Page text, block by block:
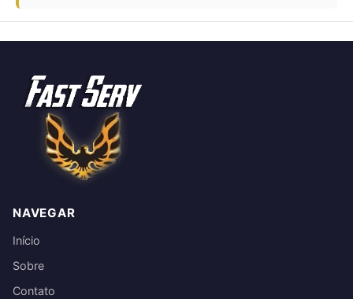
NAVEGAR
Início
Sobre
Contato